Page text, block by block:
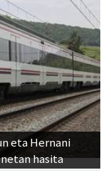
eta Hernani
hasita